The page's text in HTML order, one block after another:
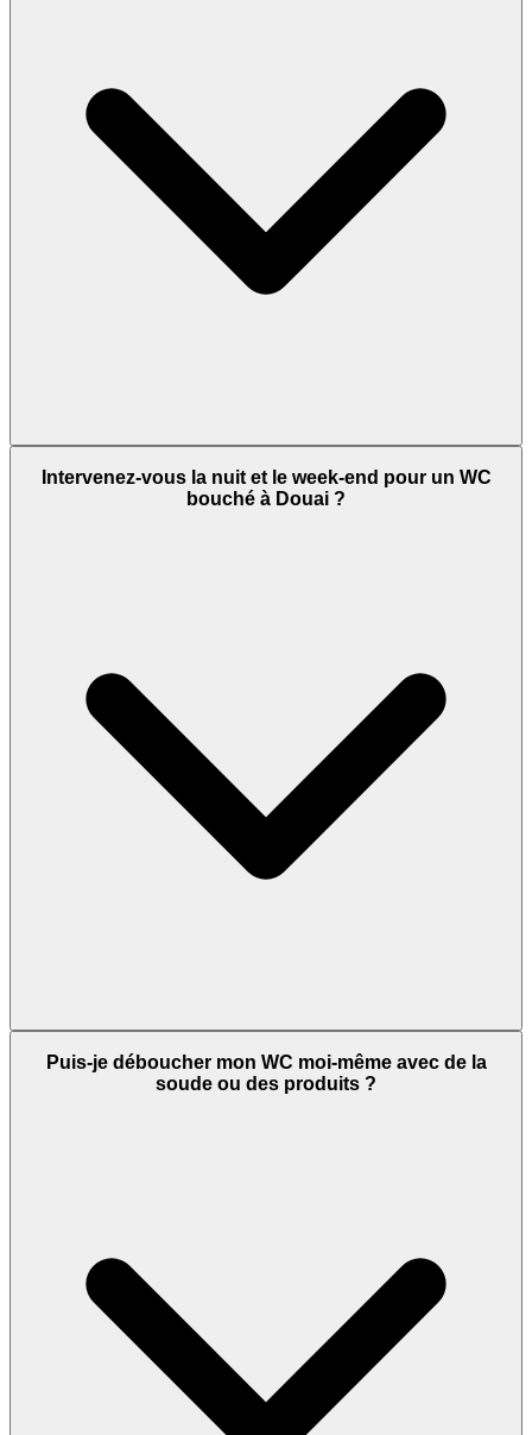
Intervenez-vous la nuit et le week-end pour un WC
bouché à Douai ?
Puis-je déboucher mon WC moi-même avec de la
soude ou des produits ?